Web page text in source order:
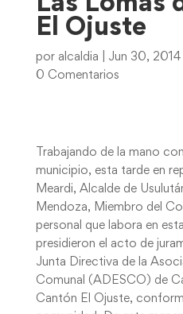
Las Lomas
El Ojuste
por alcaldia Jun 30, 2014
0 Comentarios
Trabajando de la mano
municipio, esta tarde en
Meardi, Alcalde de
Mendoza, Miembro del
personal que labora en
presidieron el acto de
Junta Directiva de la
Comunal (ADESCO) de
Cantón El Ojuste,